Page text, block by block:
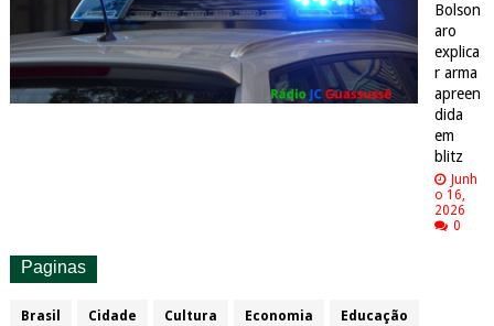
Bolson
aro
explica
r arma
apreen
dida
em
blitz
Junh
o 16,
2026
0
Paginas
Brasil Cidade Cultura Economia Educação